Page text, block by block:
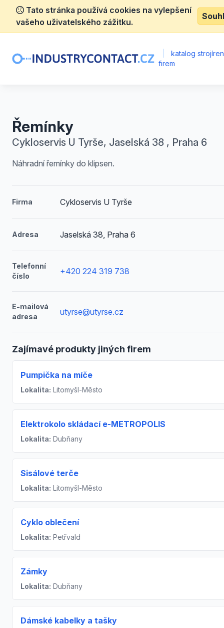
Tato stránka používá cookies na vylepšení
vašeho uživatelského zážitku.
katalog
firem
Řemínky
Cykloservis U Tyrše, Jaselská 38 , Praha 6
Náhradní řemínky do klipsen.
Firma Cykloservis U Tyrše
Adresa Jaselská 38, Praha 6
Telefonní
číslo
+420 224 319 738
E-mailová
adresa
utyrse@utyrse.cz
Zajímavé produkty jiných firem
Pumpička na míče
Lokalita: Litomyšl-Město
Elektrokolo skládací e-METROPOLIS
Lokalita: Dubňany
Sisálové terče
Lokalita: Litomyšl-Město
Cyklo oblečení
Lokalita: Petřvald
Zámky
Lokalita: Dubňany
Dámské kabelky a tašky